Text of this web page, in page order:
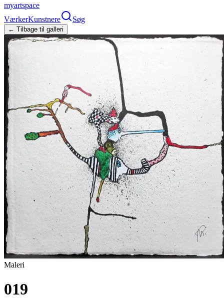
myartspace
VærkerKunstnere Søg
← Tilbage til galleri
Maleri
019